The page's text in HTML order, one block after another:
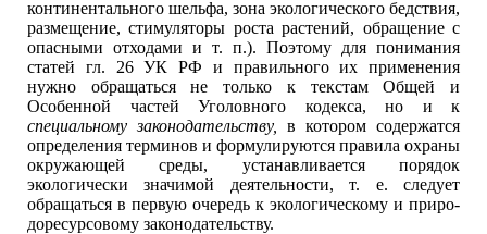
континентального шельфа, зона экологического бедствия,
размещение, стимуляторы роста растений, обращение с
опасными отходами и т. п.). Поэтому для понимания
статей гл. 26 УК РФ и правильного их применения
нужно обращаться не только к текстам Общей и
Особенной частей Уголовного кодекса, но и к
специальному законодательству, в котором содержатся
определения терминов и формулируются правила охраны
окружающей среды, устанавливается порядок
экологически значимой деятельности, т. е. следует
обращаться в первую очередь к экологическому и приро-
доресурсовому законодательству.